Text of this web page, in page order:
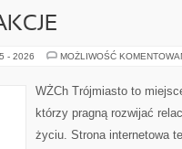
- 2026 MOŻLIWOŚĆ
WŻCh Trójmiasto to
którzy pragną rozwijać
życiu. Strona internetowa